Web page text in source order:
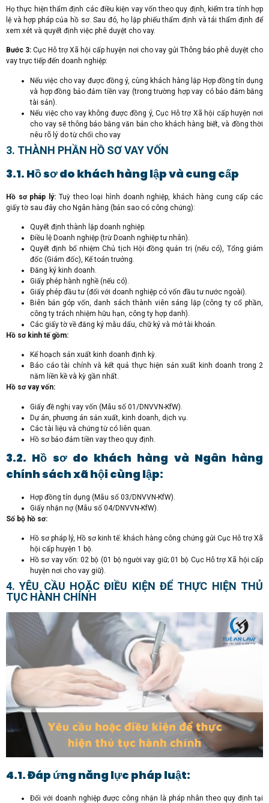
Họ thực hiện thẩm định các điều kiện vay vốn theo quy định, kiểm tra tính hợp
lệ và hợp pháp của hồ sơ. Sau đó, họ lập phiếu thẩm định và tái thẩm định để
xem xét và quyết định việc phê duyệt cho vay.
Bước 3: Cục Hỗ trợ Xã hội cấp huyện nơi cho vay gửi Thông báo phê duyệt cho
vay trực tiếp đến doanh nghiệp:
Nếu việc cho vay được đồng ý, cùng khách hàng lập Hợp đồng tín dụng
và hợp đồng bảo đảm tiền vay (trong trường hợp vay có bảo đảm bằng
tài sản).
Nếu việc cho vay không được đồng ý, Cục Hỗ trợ Xã hội cấp huyện nơi
cho vay sẽ thông báo bằng văn bản cho khách hàng biết, và đồng thời
nêu rõ lý do từ chối cho vay
3. THÀNH PHẦN HỒ SƠ VAY VỐN
3.1. Hồ sơ do khách hàng lập và cung cấp
Hồ sơ pháp lý: Tuỳ theo loại hình doanh nghiệp, khách hàng cung cấp các
giấy tờ sau đây cho Ngân hàng (bản sao có công chứng):
Quyết định thành lập doanh nghiệp.
Điều lệ Doanh nghiệp (trừ Doanh nghiệp tư nhân).
Quyết định bổ nhiệm Chủ tịch Hội đồng quản trị (nếu có), Tổng giám
đốc (Giám đốc), Kế toán trưởng.
Đăng ký kinh doanh.
Giấy phép hành nghề (nếu có).
Giấy phép đầu tư (đối với doanh nghiệp có vốn đầu tư nước ngoài).
Biên bản góp vốn, danh sách thành viên sáng lập (công ty cổ phần,
công ty trách nhiệm hữu hạn, công ty hợp danh).
Các giấy tờ về đăng ký mẫu dấu, chữ ký và mở tài khoản.
Hồ sơ kinh tế gồm:
Kế hoạch sản xuất kinh doanh định kỳ.
Báo cáo tài chính và kết quả thực hiện sản xuất kinh doanh trong 2
năm liền kề và kỳ gần nhất.
Hồ sơ vay vốn:
Giấy đề nghị vay vốn (Mẫu số 01/DNVVN-KfW).
Dự án, phương án sản xuất, kinh doanh, dịch vụ.
Các tài liệu và chứng từ có liên quan.
Hồ sơ bảo đảm tiền vay theo quy định.
3.2. Hồ sơ do khách hàng và Ngân hàng
chính sách xã hội cùng lập:
Hợp đồng tín dụng (Mẫu số 03/DNVVN-KfW).
Giấy nhận nợ (Mẫu số 04/DNVVN-KfW).
Số bộ hồ sơ:
Hồ sơ pháp lý, Hồ sơ kinh tế: khách hàng công chứng gửi Cục Hỗ trợ Xã
hội cấp huyện 1 bộ.
Hồ sơ vay vốn: 02 bộ (01 bộ người vay giữ; 01 bộ Cục Hỗ trợ Xã hội cấp
huyện nơi cho vay giữ).
4. YÊU CẦU HOẶC ĐIỀU KIỆN ĐỂ THỰC HIỆN THỦ
TỤC HÀNH CHÍNH
4.1. Đáp ứng năng lực pháp luật:
Đối với doanh nghiệp được công nhận là pháp nhân theo quy định tại